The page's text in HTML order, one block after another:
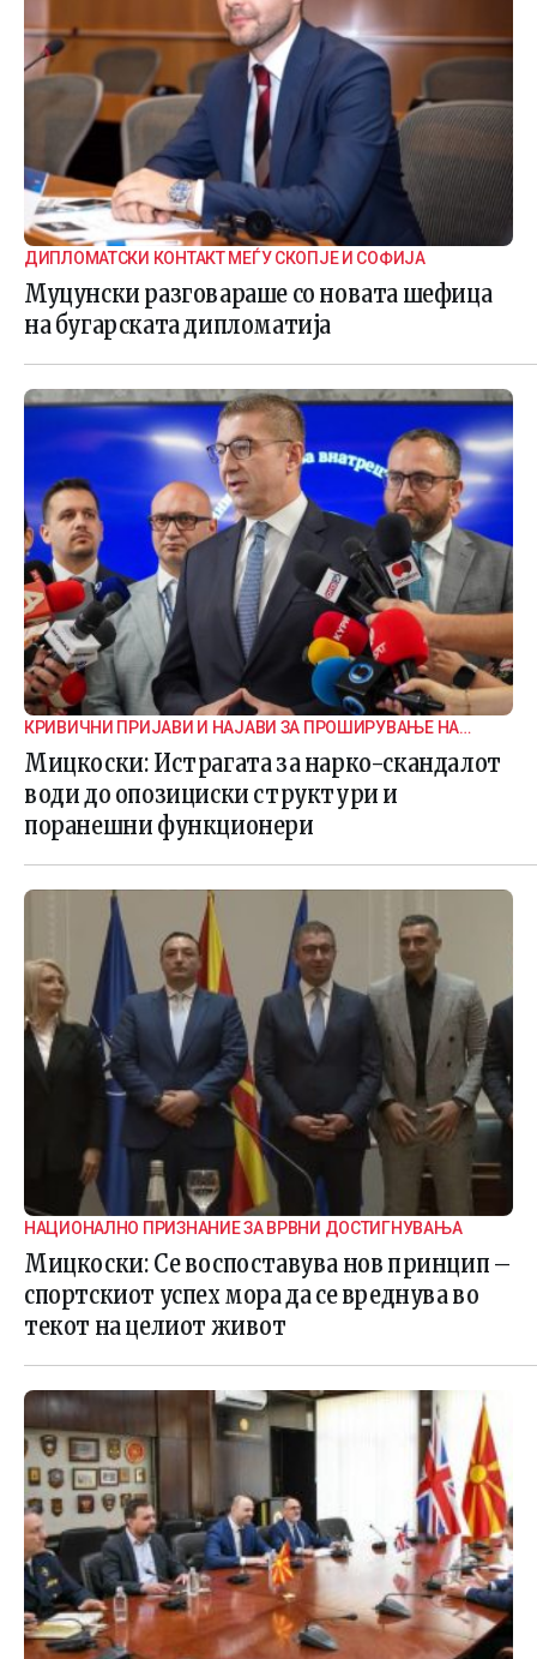
ДИПЛОМАТСКИ КОНТАКТ МЕЃУ СКОПЈЕ И СОФИЈА
Муцунски разговараше со новата шефица
на бугарската дипломатија
КРИВИЧНИ ПРИЈАВИ И НАЈАВИ ЗА ПРОШИРУВАЊЕ НА
ИСТРАГАТА
Мицкоски: Истрагата за нарко-скандалот
води до опозициски структури и
поранешни функционери
НАЦИОНАЛНО ПРИЗНАНИЕ ЗА ВРВНИ ДОСТИГНУВАЊА
Мицкоски: Се воспоставува нов принцип –
спортскиот успех мора да се вреднува во
текот на целиот живот